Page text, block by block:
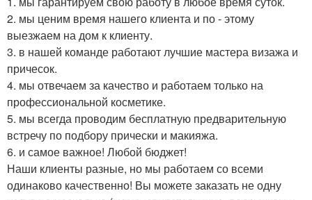
2. мы ценим время нашего клиента и по - этому
выезжаем на дом к клиенту.
3. в нашей команде работают лучшие мастера визажа и
причесок.
4. мы отвечаем за качество и работаем только на
профессиональной косметике.
5. мы всегда проводим бесплатную предварительную
встречу по подбору прически и макияжа.
6. и самое важное! Любой бюджет!
Наши клиенты разные, но мы работаем со всеми
одинаково качественно! Вы можете заказать не одну